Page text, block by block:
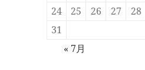
24
25 26 27 28
31
« 7月